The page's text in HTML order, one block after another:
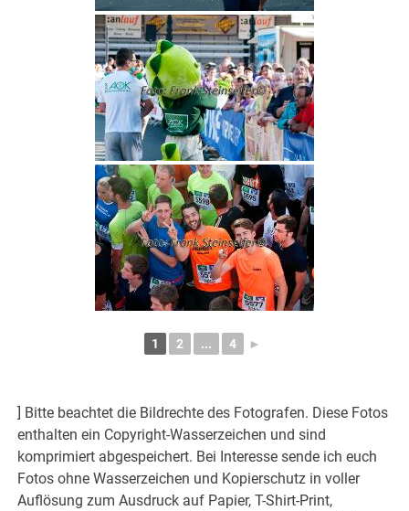
1 2 ... 4 ►
] Bitte beachtet die Bildrechte des Fotografen. Diese Fotos
enthalten ein Copyright-Wasserzeichen und sind
komprimiert abgespeichert. Bei Interesse sende ich euch
Fotos ohne Wasserzeichen und Kopierschutz in voller
Auflösung zum Ausdruck auf Papier, T-Shirt-Print,